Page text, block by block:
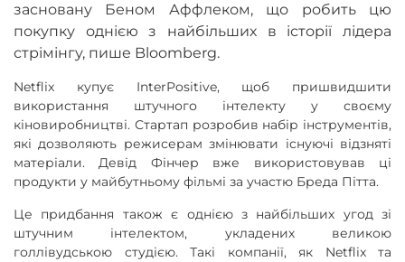
засновану Беном Аффлеком, що робить цю
покупку однією з найбільших в історії лідера
стрімінгу, пише Bloomberg.
Netflix купує InterPositive, щоб пришвидшити
використання штучного інтелекту у своєму
кіновиробництві. Стартап розробив набір інструментів,
які дозволяють режисерам змінювати існуючі відзняті
матеріали. Девід Фінчер вже використовував ці
продукти у майбутньому фільмі за участю Бреда Пітта.
Це придбання також є однією з найбільших угод зі
штучним інтелектом, укладених великою
голлівудською студією. Такі компанії, як Netflix та